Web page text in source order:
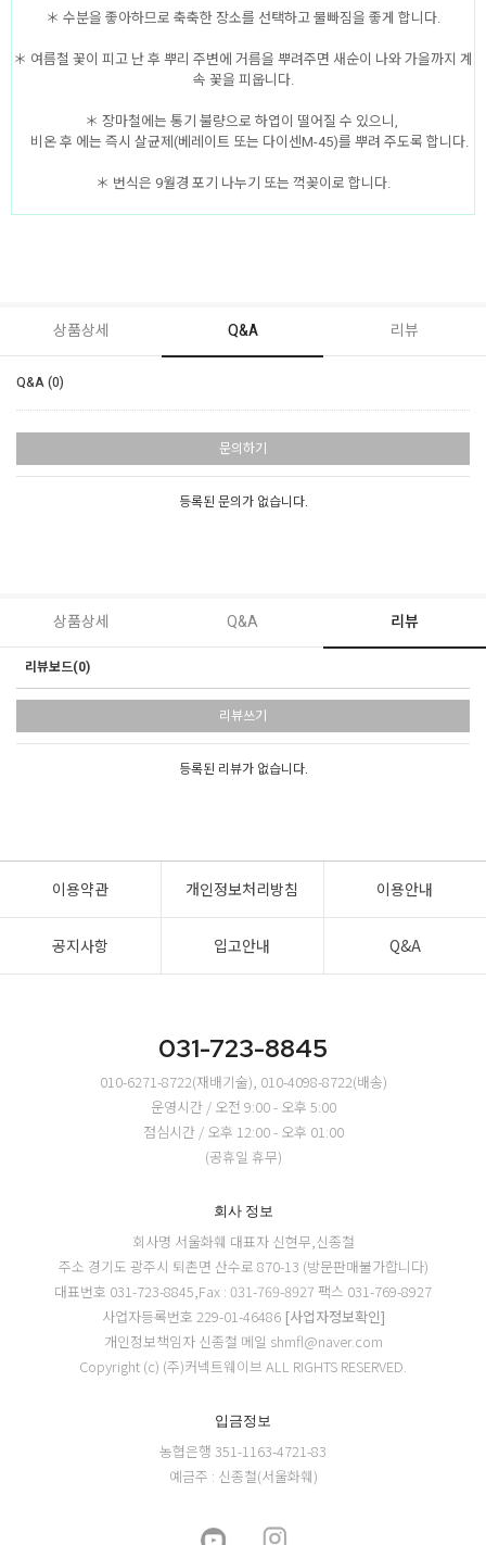
＊ 수분을 좋아하므로 축축한 장소를 선택하고 물빠짐을 좋게 합니다.
＊ 여름철 꽃이 피고 난 후 뿌리 주변에 거름을 뿌려주면 새순이 나와 가을까지 계
속 꽃을 피웁니다.
＊ 장마철에는 통기 불량으로 하엽이 떨어질 수 있으니,
비온 후 에는 즉시 살균제(베레이트 또는 다이센M-45)를 뿌려 주도록 합니다.
＊ 번식은 9월경 포기 나누기 또는 꺽꽂이로 합니다.
상품상세 Q&A 리뷰
Q&A (0)
문의하기
등록된 문의가 없습니다.
상품상세 Q&A 리뷰
리뷰보드(0)
리뷰쓰기
등록된 리뷰가 없습니다.
이용약관 개인정보처리방침 이용안내
공지사항 입고안내 Q&A
031-723-8845
010-6271-8722(재배기술), 010-4098-8722(배송)
운영시간 / 오전 9:00 - 오후 5:00
점심시간 / 오후 12:00 - 오후 01:00
(공휴일 휴무)
회사 정보
회사명 서울화훼 대표자 신현무,신종철
주소 경기도 광주시 퇴촌면 산수로 870-13 (방문판매불가합니다)
대표번호 031-723-8845,Fax : 031-769-8927 팩스 031-769-8927
사업자등록번호 229-01-46486 [사업자정보확인]
개인정보책임자 신종철 메일 shmfl@naver.com
Copyright (c) (주)커넥트웨이브 ALL RIGHTS RESERVED.
입금정보
농협은행 351-1163-4721-83
예금주 : 신종철(서울화훼)